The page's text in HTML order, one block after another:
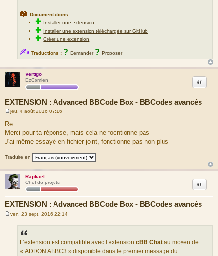
📖 Documentations :
✚ Installer une extension
✚ Installer une extension téléchargée sur GitHub
✚Créer une extension
✍ Traductions : ? Demander ? Proposer
Vertigo
EzComien
EXTENSION : Advanced BBCode Box - BBCodes avancés
Citation
M
e
s
s
a
g
jeu. 4 août 2016 07:16
Re
Merci pour ta réponse, mais cela ne focntionne pas
J'ai même essayé en fichier joint, fonctionne pas non plus
Traduire en
Raphaël
Chef de projets
EXTENSION : Advanced BBCode Box - BBCodes avancés
Citation
ven. 23 sept. 2016 22:14
L’extension est compatible avec l’extension cBB Chat au moyen de
« ADDON ABBC3 » disponible dans le premier message du